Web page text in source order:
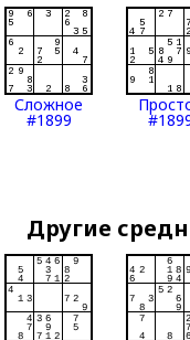
Сложное
#1899
Другие